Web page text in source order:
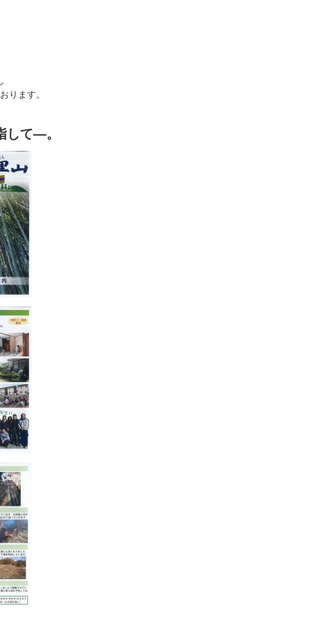
ります。
して―。